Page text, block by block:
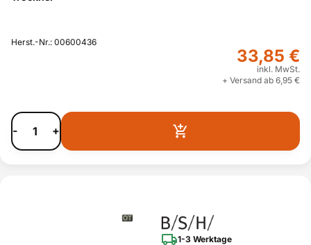
Herst.-Nr.: 00600436
33,85 €
inkl. MwSt.
+ Versand ab 6,95 €
- +
1-3 Werktage